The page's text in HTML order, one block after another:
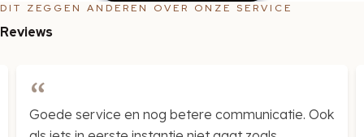
DIT ZEGGEN ANDEREN OVER ONZE SERVICE
Reviews
Goede service en nog betere communicatie. Ook